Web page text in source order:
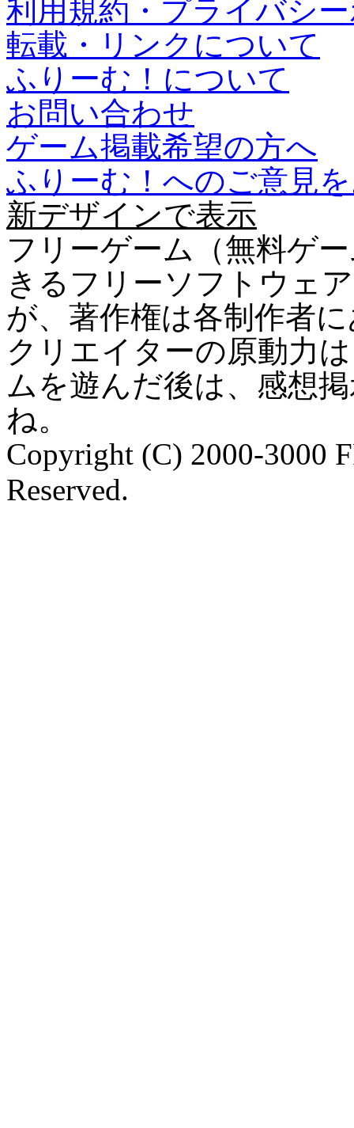
利用規約・プライバシ
転載・リンクについて
ふりーむ！について
お問い合わせ
ゲーム掲載希望の方へ
ふりーむ！へのご意見
新デザインで表示
フリーゲーム（無料ゲ
きるフリーソフトウェ
が、著作権は各制作者
クリエイターの原動力
ムを遊んだ後は、感想
ね。
Copyright (C) 2000-3000
Reserved.